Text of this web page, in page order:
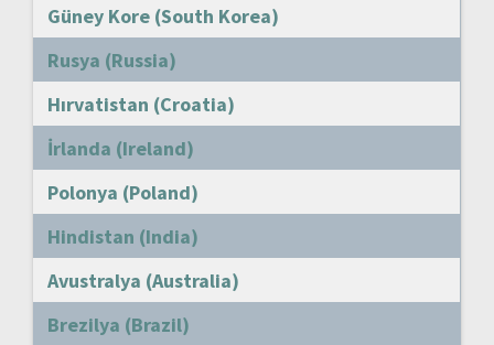
Güney Kore (South Korea)
Rusya (Russia)
Hırvatistan (Croatia)
İrlanda (Ireland)
Polonya (Poland)
Hindistan (India)
Avustralya (Australia)
Brezilya (Brazil)